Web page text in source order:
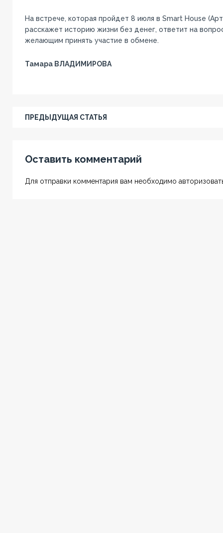
На встрече, которая пройдет 8 июля в Smart House
расскажет историю жизни без денег, ответит на
желающим принять участие в обмене.
Тамара ВЛАДИМИРОВА
ПРЕДЫДУЩАЯ СТАТЬЯ
Оставить комментарий
Для отправки комментария вам необходимо